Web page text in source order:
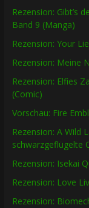
Rezension: Gibt’s
Band 9 (Manga)
Rezension: Your
Rezension: Meine
Rezension: Elfies
(Comic)
Vorschau: Fire
Rezension: A Wild
schwarzgeflügelte
Rezension: Isekai
Rezension: Love
Rezension: